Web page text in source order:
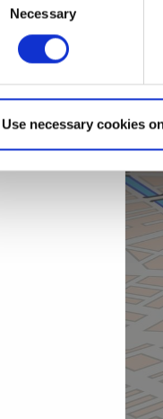
Necessary
Use necessary cookies
cykel i Ale Bike Park
svårhetsgrad.